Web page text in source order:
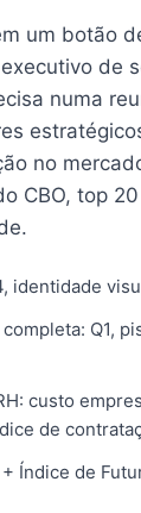
um botão
de
numa
no
CBO, top
identidade
Q1,
custo
de
Índice de